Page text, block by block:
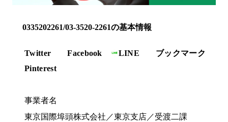
0335202261/03-3520-2261の基本情報
Twitter Facebook LINE
ブックマーク
Pinterest
事業者名
東京国際埠頭株式会社／東京支店／受渡二課